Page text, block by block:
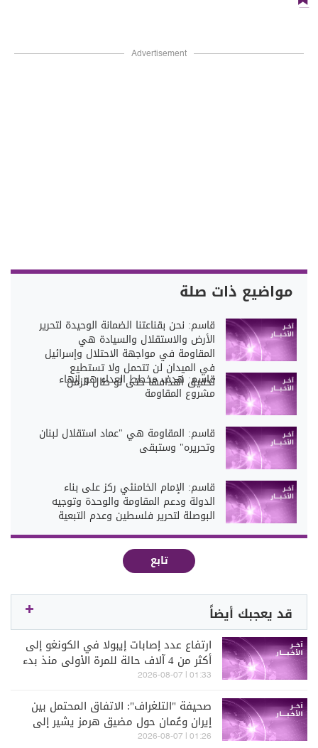
Advertisement
مواضيع ذات صلة
قاسم: نحن بقناعتنا الضمانة الوحيدة لتحرير
الأرض والاستقلال والسيادة هي
المقاومة في مواجهة الاحتلال وإسرائيل
في الميدان لن تتحمل ولا تستطيع
تحقيق أهدافها حتى لو طال الزمن
قاسم: هدف مخطط العداء هو إنهاء
مشروع المقاومة
قاسم: المقاومة هي "عماد استقلال لبنان
وتحريره" وستبقى
قاسم: الإمام الخامنئي ركز على بناء
الدولة ودعم المقاومة والوحدة وتوجيه
البوصلة لتحرير فلسطين وعدم التبعية
تابع
قد يعجبك أيضاً
ارتفاع عدد إصابات إيبولا في الكونغو إلى
أكثر من 4 آلاف حالة للمرة الأولى منذ بدء
تفشي الوباء (سكاي نيوز)
01:33 | 2026-08-07
صحيفة "التلغراف": الاتفاق المحتمل بين
إيران وعُمان حول مضيق هرمز يشير إلى
أن طهران خرجت من الصراع أكثر قوة من
01:26 | 2026-08-07